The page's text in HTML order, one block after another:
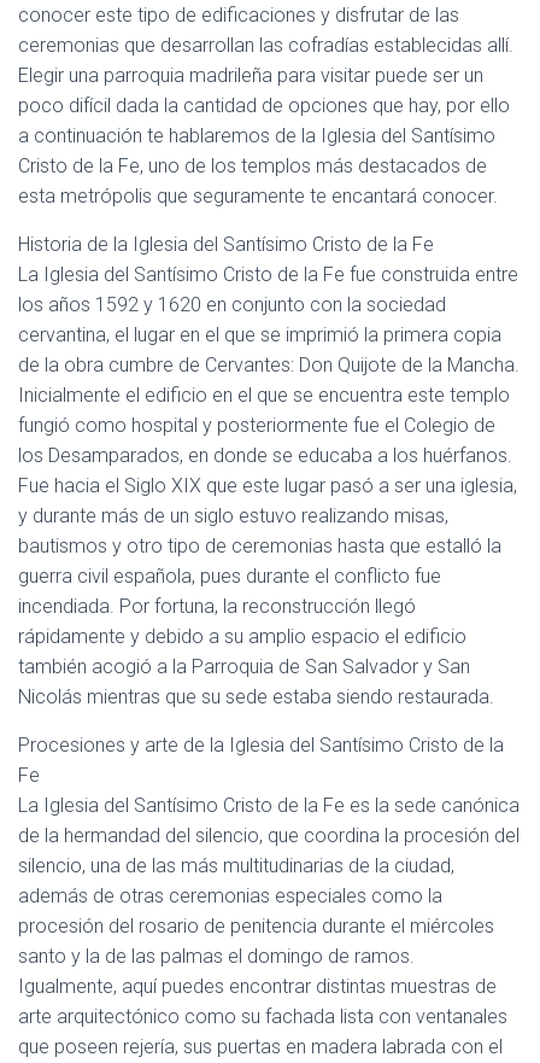
conocer este tipo de edificaciones y disfrutar de las
ceremonias que desarrollan las cofradías establecidas allí.
Elegir una parroquia madrileña para visitar puede ser un
poco difícil dada la cantidad de opciones que hay, por ello
a continuación te hablaremos de la Iglesia del Santísimo
Cristo de la Fe, uno de los templos más destacados de
esta metrópolis que seguramente te encantará conocer.
Historia de la Iglesia del Santísimo Cristo de la Fe
La Iglesia del Santísimo Cristo de la Fe fue construida entre
los años 1592 y 1620 en conjunto con la sociedad
cervantina, el lugar en el que se imprimió la primera copia
de la obra cumbre de Cervantes: Don Quijote de la Mancha.
Inicialmente el edificio en el que se encuentra este templo
fungió como hospital y posteriormente fue el Colegio de
los Desamparados, en donde se educaba a los huérfanos.
Fue hacia el Siglo XIX que este lugar pasó a ser una iglesia,
y durante más de un siglo estuvo realizando misas,
bautismos y otro tipo de ceremonias hasta que estalló la
guerra civil española, pues durante el conflicto fue
incendiada. Por fortuna, la reconstrucción llegó
rápidamente y debido a su amplio espacio el edificio
también acogió a la Parroquia de San Salvador y San
Nicolás mientras que su sede estaba siendo restaurada.
Procesiones y arte de la Iglesia del Santísimo Cristo de la
Fe
La Iglesia del Santísimo Cristo de la Fe es la sede canónica
de la hermandad del silencio, que coordina la procesión del
silencio, una de las más multitudinarias de la ciudad,
además de otras ceremonias especiales como la
procesión del rosario de penitencia durante el miércoles
santo y la de las palmas el domingo de ramos.
Igualmente, aquí puedes encontrar distintas muestras de
arte arquitectónico como su fachada lista con ventanales
que poseen rejería, sus puertas en madera labrada con el